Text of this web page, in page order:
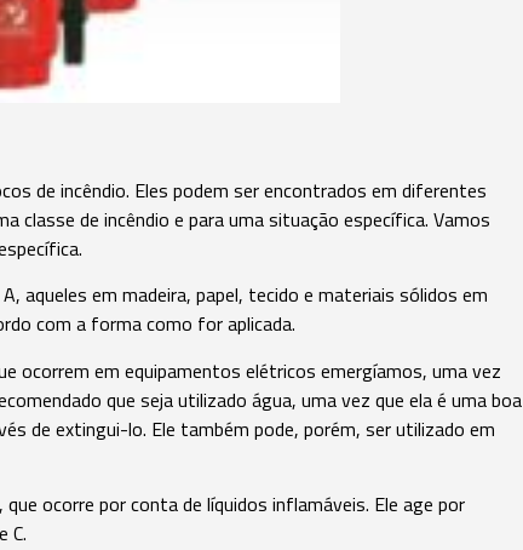
de incêndio. Eles podem ser encontrados em diferentes
classe de incêndio e para uma situação específica. Vamos
aqueles em madeira, papel, tecido e materiais sólidos em
com a forma como for aplicada.
ocorrem em equipamentos elétricos emergíamos, uma vez
que seja utilizado água, uma vez que ela é uma boa
de extingui-lo. Ele também pode, porém, ser utilizado em
ocorre por conta de líquidos inflamáveis. Ele age por
C.